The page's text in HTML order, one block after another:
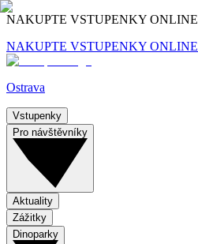
NAKUPTE VSTUPENKY ONLINE
NAKUPTE VSTUPENKY ONLINE
Ostrava
Vstupenky
Pro návštěvníky
Aktuality
Zážitky
Dinoparky